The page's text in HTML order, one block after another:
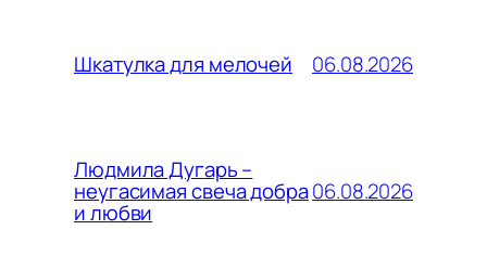
Шкатулка для мелочей 06.08.2026
Людмила Дугарь –
неугасимая свеча добра
и любви
06.08.2026